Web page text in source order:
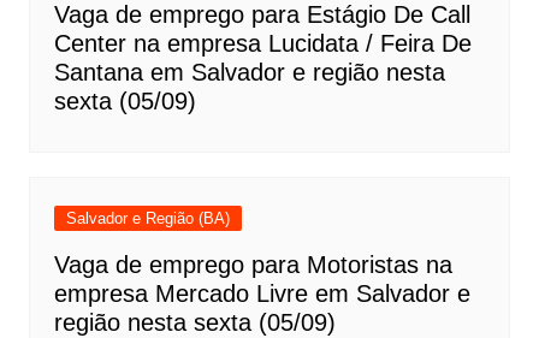
Vaga de emprego para Estágio De Call
Center na empresa Lucidata / Feira De
Santana em Salvador e região nesta
sexta (05/09)
Salvador e Região (BA)
Vaga de emprego para Motoristas na
empresa Mercado Livre em Salvador e
região nesta sexta (05/09)